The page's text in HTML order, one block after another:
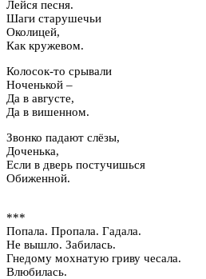
Лейся песня.
Шаги старушечьи
Околицей,
Как кружевом.
Колосок-то срывали
Ноченькой –
Да в августе,
Да в вишенном.
Звонко падают слёзы,
Доченька,
Если в дверь постучишься
Обиженной.
***
Попала. Пропала. Гадала.
Не вышло. Забилась.
Гнедому мохнатую гриву чесала.
Влюбилась.